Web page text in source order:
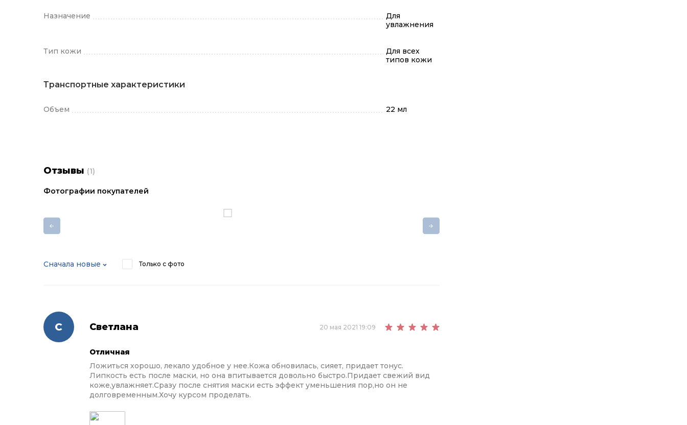
Назначение
Для
увлажнения
Тип кожи
Для всех
типов кожи
Транспортные характеристики
Объем 22 мл
Отзывы (1)
Фотографии покупателей
Сначала новые Только с фото
С Светлана 20 мая 2021 19:09
Отличная
Ложиться хорошо, лекало удобное у нее.Кожа обновилась, сияет, придает тонус.
Липкость есть после маски, но она впитывается довольно быстро.Придает свежий вид
коже,увлажняет.Сразу после снятия маски есть эффект уменьшения пор,но он не
долговременным.Хочу курсом проделать.